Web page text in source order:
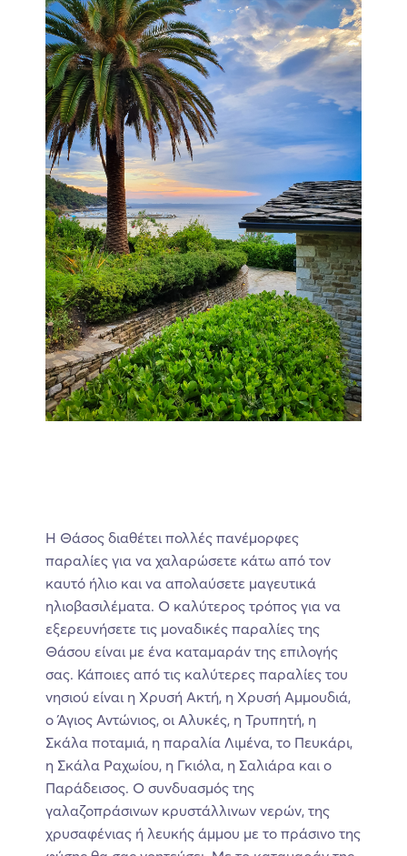
Η Θάσος διαθέτει πολλές πανέμορφες
παραλίες για να χαλαρώσετε κάτω από τον
καυτό ήλιο και να απολαύσετε μαγευτικά
ηλιοβασιλέματα. Ο καλύτερος τρόπος για να
εξερευνήσετε τις μοναδικές παραλίες της
Θάσου είναι με ένα καταμαράν της επιλογής
σας. Κάποιες από τις καλύτερες παραλίες του
νησιού είναι η Χρυσή Ακτή, η Χρυσή Αμμουδιά,
ο Άγιος Αντώνιος, οι Αλυκές, η Τρυπητή, η
Σκάλα ποταμιά, η παραλία Λιμένα, το Πευκάρι,
η Σκάλα Ραχωίου, η Γκιόλα, η Σαλιάρα και ο
Παράδεισος. Ο συνδυασμός της
γαλαζοπράσινων κρυστάλλινων νερών, της
χρυσαφένιας ή λευκής άμμου με το πράσινο της